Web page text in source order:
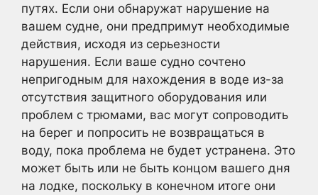
путях. Если они обнаружат нарушение на
вашем судне, они предпримут необходимые
действия, исходя из серьезности
нарушения. Если ваше судно сочтено
непригодным для нахождения в воде из-за
отсутствия защитного оборудования или
проблем с трюмами, вас могут сопроводить
на берег и попросить не возвращаться в
воду, пока проблема не будет устранена. Это
может быть или не быть концом вашего дня
на лодке, поскольку в конечном итоге они